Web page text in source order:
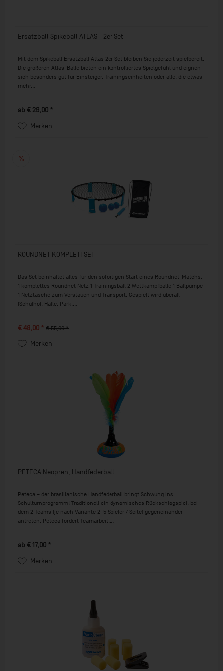
Ersatzball Spikeball ATLAS - 2er Set
Mit dem Spikeball Ersatzball Atlas 2er Set bleiben Sie jederzeit spielbereit.
Die größeren Atlas-Bälle bieten ein kontrolliertes Spielgefühl und eignen
sich besonders gut für Einsteiger, Trainingseinheiten oder alle, die etwas
mehr...
ab € 29,00 *
Merken
ROUNDNET KOMPLETTSET
Das Set beinhaltet alles für den sofortigen Start eines Roundnet-Matchs:
1 komplettes Roundnet Netz 1 Trainingsball 2 Wettkampfbälle 1 Ballpumpe
1 Netztasche zum Verstauen und Transport. Gespielt wird überall
(Schulhof, Halle, Park,...
€ 48,00 * € 55,00 *
Merken
PETECA Neopren, Handfederball
Peteca – der brasilianische Handfederball bringt Schwung ins
Schulturnprogramm! Traditionell ein dynamisches Rückschlagspiel, bei
dem 2 Teams (je nach Variante 2–5 Spieler / Seite) gegeneinander
antreten. Peteca fördert Teamarbeit,...
ab € 17,00 *
Merken